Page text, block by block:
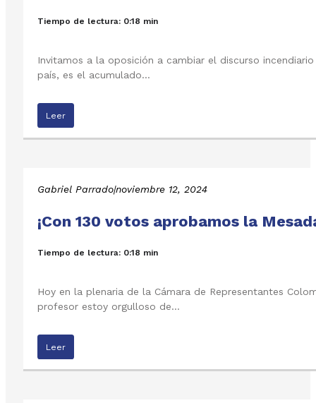
Tiempo de lectura: 0:18 min
Invitamos a la oposición a cambiar el discurso
país, es el acumulado…
Leer
Gabriel Parrado|noviembre 12, 2024
¡Con 130 votos aprobamos la
Tiempo de lectura: 0:18 min
Hoy en la plenaria de la Cámara de Representantes
profesor estoy orgulloso de…
Leer